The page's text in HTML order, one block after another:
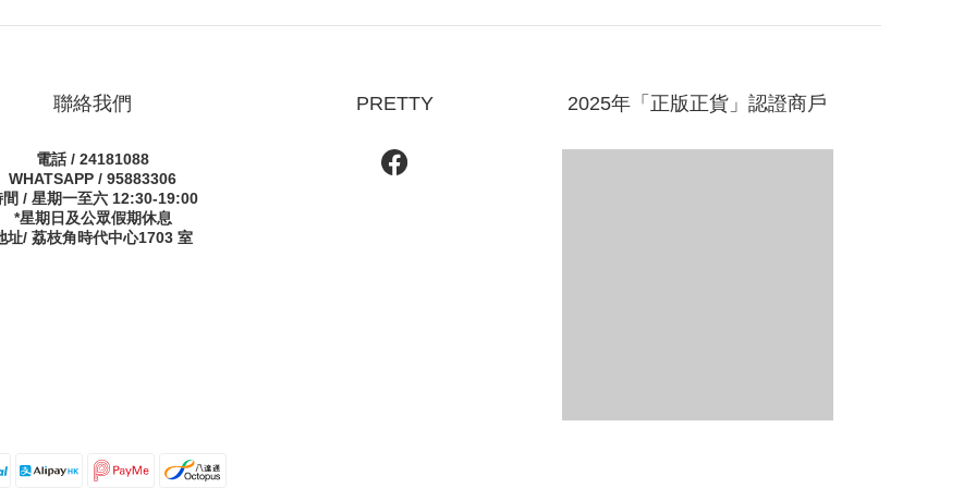
聯絡我們
電話 / 24181088
WHATSAPP / 95883306
間 / 星期一至六 12:30-19:00
*星期日及公眾假期休息
址/ 荔枝角時代中心1703 室
PRETTY 2025年「正版正貨」認證商戶